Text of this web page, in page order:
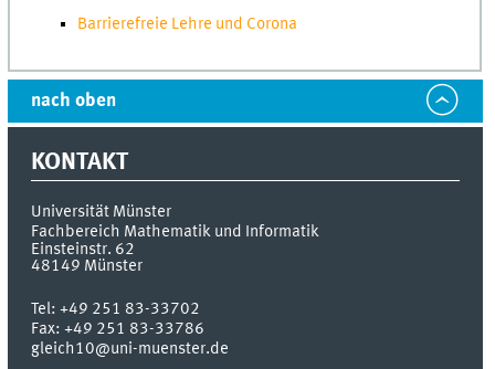
Barrierefreie Lehre und Corona
nach oben
KONTAKT
Universität Münster
Fachbereich Mathematik und Informatik
Einsteinstr. 62
48149 Münster
Tel:+49 251 83-33702
Fax:+49 251 83-33786
gleich10@uni-muenster.de